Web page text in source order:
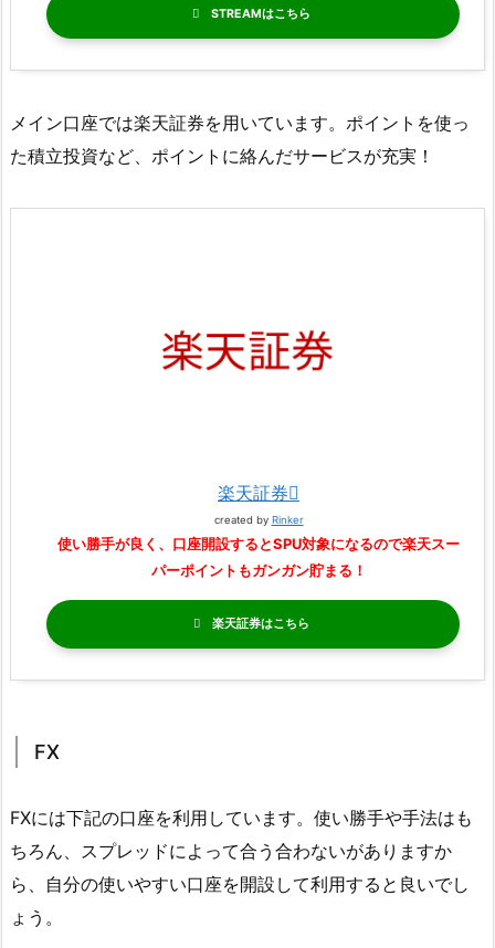
STREAM
メイン口座では楽天証券を用いています。ポイントを使っ
た積立投資など、ポイントに絡んだサービスが充実！
楽天証券
created by Rinker
使い勝手が良く、口座開設するとSPU対象になるので楽天スー
パーポイントもガンガン貯まる！
楽天証券
FX
FXには下記の口座を利用しています。使い勝手や手法はも
ちろん、スプレッドによって合う合わないがありますか
ら、自分の使いやすい口座を開設して利用すると良いでし
ょう。